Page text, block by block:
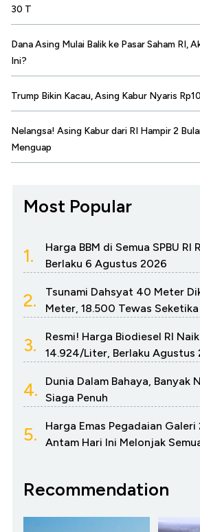
30 T
Dana Asing Mulai Balik ke Pasar Saham RI,
Ini?
Trump Bikin Kacau, Asing Kabur Nyaris
Nelangsa! Asing Kabur dari RI Hampir 2
Menguap
Most Popular
1.
Harga BBM di Semua SPBU RI
Berlaku 6 Agustus 2026
2.
Tsunami Dahsyat 40 Meter
Meter, 18.500 Tewas Seketika
3.
Resmi! Harga Biodiesel RI
14.924/Liter, Berlaku Agustus
4.
Dunia Dalam Bahaya, Banyak
Siaga Penuh
5.
Harga Emas Pegadaian Galeri
Antam Hari Ini Melonjak
Recommendation